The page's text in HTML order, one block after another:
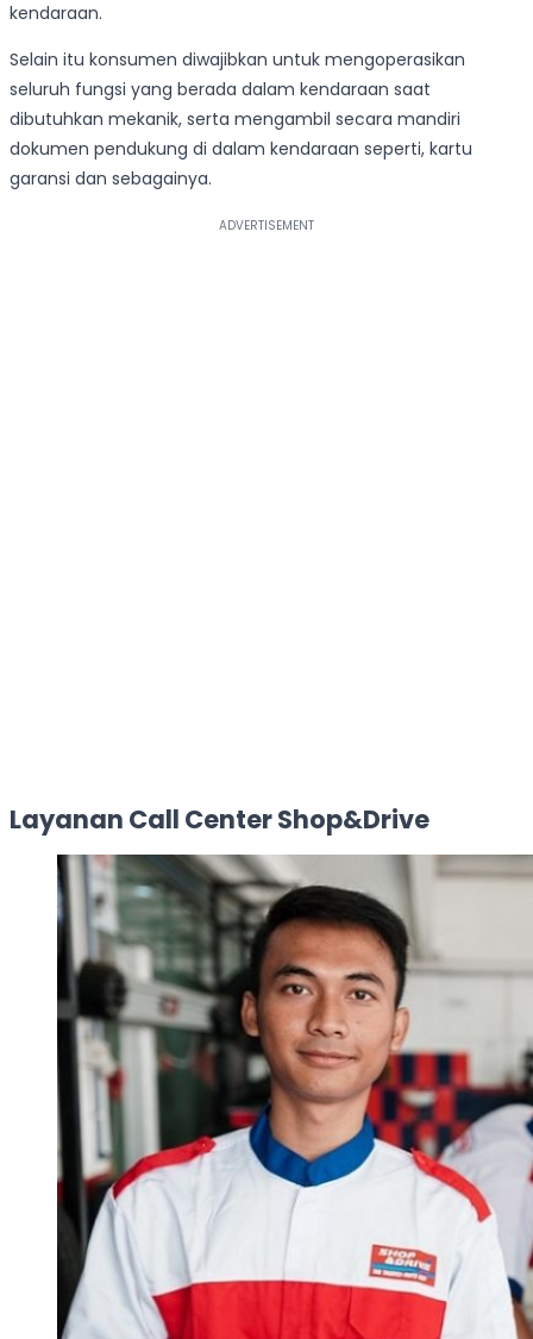
kendaraan.
Selain itu konsumen diwajibkan untuk mengoperasikan
seluruh fungsi yang berada dalam kendaraan saat
dibutuhkan mekanik, serta mengambil secara mandiri
dokumen pendukung di dalam kendaraan seperti, kartu
garansi dan sebagainya.
Layanan Call Center Shop&Drive